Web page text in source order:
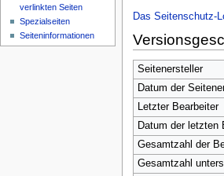
Das Seitenschutz-
Seitenersteller
Datum der
Letzter Bearbeiter
Datum der letzten
Gesamtzahl der
Gesamtzahl
verlinkten Seiten
Spezialseiten
Seiten­­informationen